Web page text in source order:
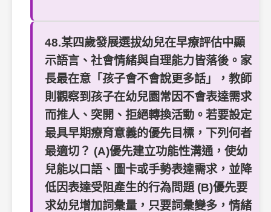
48.某四歲發展選拔幼兒在早療評估中顯
示語言、社會情緒與自理能力皆落後。家
長最在意「孩子會不會說更多話」，教師
則觀察到孩子在幼兒園常因不會表達需求
而推人、突開、拒絕轉換活動。若要設定
最具早期療育意義的優先目標，下列何者
最適切？ (A)優先建立功能性溝通，使幼
兒能以口語、圖卡或手勢表達需求，並降
低因表達受阻產生的行為問題 (B)優先要
求幼兒增加詞彙量，只要詞彙變多，情緒